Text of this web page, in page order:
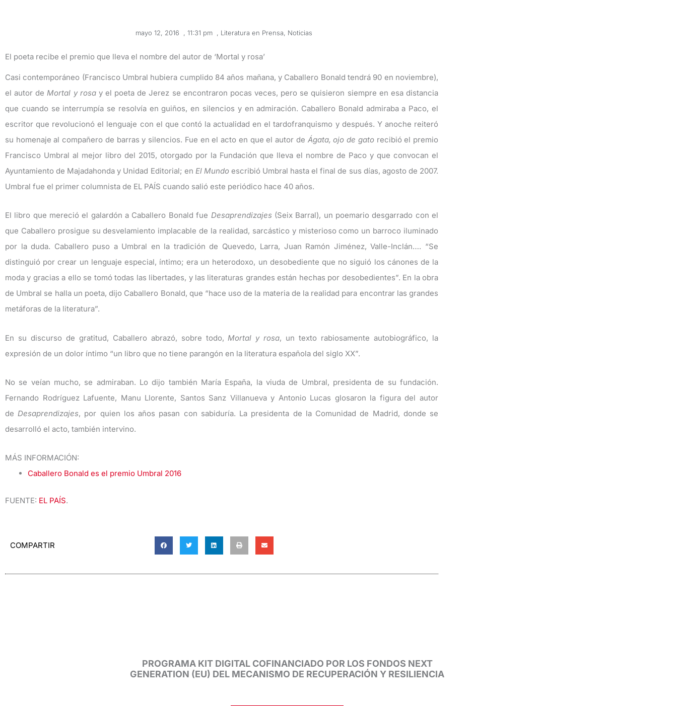
mayo 12, 2016 , 11:31 pm , Literatura en Prensa, Noticias
El poeta recibe el premio que lleva el nombre del autor de ‘Mortal y rosa’
Casi contemporáneo (Francisco Umbral hubiera cumplido 84 años mañana, y Caballero Bonald tendrá 90 en noviembre),
el autor deMortal y rosay el poeta de Jerez se encontraron pocas veces, pero se quisieron siempre en esa distancia
que cuando se interrumpía se resolvía en guiños, en silencios y en admiración. Caballero Bonald admiraba a Paco, el
escritor que revolucionó el lenguaje con el que contó la actualidad en el tardofranquismo y después. Y anoche reiteró
su homenaje al compañero de barras y silencios. Fue en el acto en que el autor de Ágata, ojo de gato recibió el premio
Francisco Umbral al mejor libro del 2015, otorgado por la Fundación que lleva el nombre de Paco y que convocan el
Ayuntamiento de Majadahonda y Unidad Editorial; en El Mundoescribió Umbral hasta el final de sus días, agosto de 2007.
Umbral fue el primer columnista de EL PAÍS cuando salió este periódico hace 40 años.
El libro que mereció el galardón a Caballero Bonald fue Desaprendizajes(Seix Barral), un poemario desgarrado con el
que Caballero prosigue su desvelamiento implacable de la realidad, sarcástico y misterioso como un barroco iluminado
por la duda. Caballero puso a Umbral en la tradición de Quevedo, Larra, Juan Ramón Jiménez, Valle-Inclán…. “Se
distinguió por crear un lenguaje especial, íntimo; era un heterodoxo, un desobediente que no siguió los cánones de la
moda y gracias a ello se tomó todas las libertades, y las literaturas grandes están hechas por desobedientes”. En la obra
de Umbral se halla un poeta, dijo Caballero Bonald, que “hace uso de la materia de la realidad para encontrar las grandes
metáforas de la literatura”.
En su discurso de gratitud, Caballero abrazó, sobre todo, Mortal y rosa, un texto rabiosamente autobiográfico, la
expresión de un dolor íntimo “un libro que no tiene parangón en la literatura española del siglo XX”.
No se veían mucho, se admiraban. Lo dijo también María España, la viuda de Umbral, presidenta de su fundación.
Fernando Rodríguez Lafuente, Manu Llorente, Santos Sanz Villanueva y Antonio Lucas glosaron la figura del autor
deDesaprendizajes, por quien los años pasan con sabiduría. La presidenta de la Comunidad de Madrid, donde se
desarrolló el acto, también intervino.
MÁS INFORMACIÓN:
Caballero Bonald es el premio Umbral 2016
FUENTE: EL PAÍS.
COMPARTIR
PROGRAMA KIT DIGITAL COFINANCIADO POR LOS FONDOS NEXT
GENERATION (EU) DEL MECANISMO DE RECUPERACIÓN Y RESILIENCIA